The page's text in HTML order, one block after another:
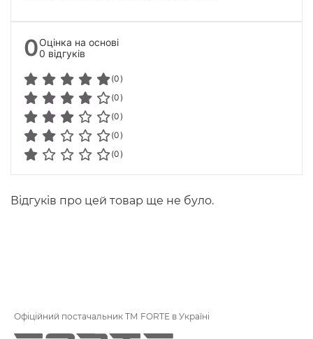
0Оцінка на основі
0 відгуків
(0)
(0)
(0)
(0)
(0)
Відгуків про цей товар ще не було.
Офіційний постачальник ТМ FORTE в Україні